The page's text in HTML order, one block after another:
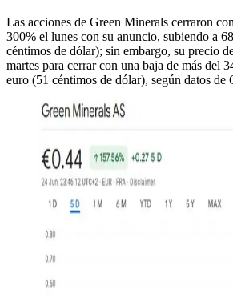
Las acciones de Green Minerals cerraron
300% el lunes con su anuncio, subiendo a
céntimos de dólar); sin embargo, su precio
martes para cerrar con una baja de más del
euro (51 céntimos de dólar), según datos de